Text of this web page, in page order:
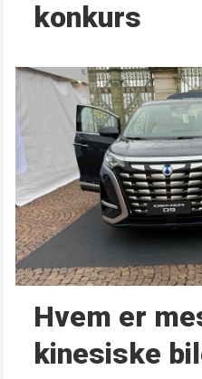
konkurs
Hvem er
kinesiske